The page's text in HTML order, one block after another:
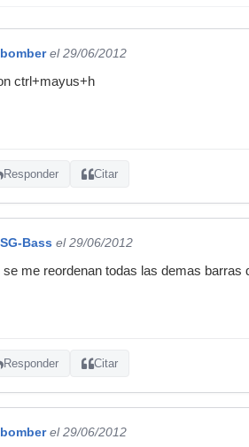
bomber el 29/06/2012
ctrl+mayus+h
Responder Citar
SG-Bass el 29/06/2012
se me reordenan todas las demas
Responder Citar
bomber el 29/06/2012